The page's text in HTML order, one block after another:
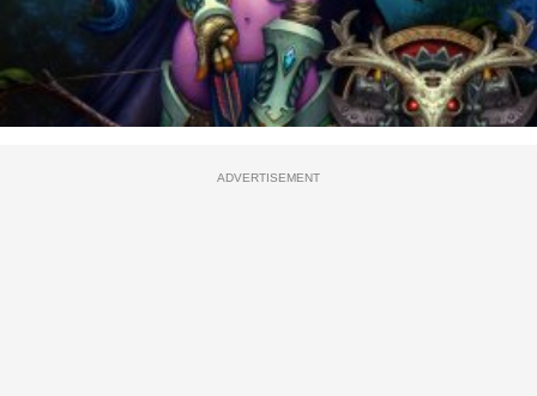
ADVERTISEMENT